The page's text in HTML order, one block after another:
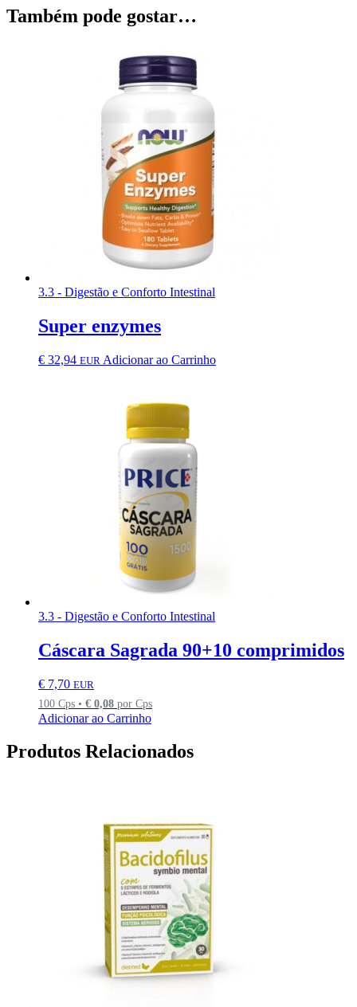
Também pode gostar…
3.3 - Digestão e Conforto Intestinal
Super enzymes
€ 32,94 EUR Adicionar ao Carrinho
3.3 - Digestão e Conforto Intestinal
Cáscara Sagrada 90+10 comprimidos
€ 7,70 EUR
100 Cps • € 0,08 por Cps
Adicionar ao Carrinho
Produtos Relacionados